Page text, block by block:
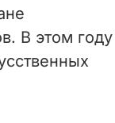
В этом году